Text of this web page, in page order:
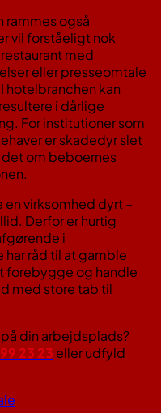
rammes også
vil forståeligt nok
med
eller presseomtale
hotelbranchen kan
i dårlige
For institutioner som
er skadedyr slet
om beboernes
en virksomhed dyrt –
Derfor er hurtig
i
har råd til at gamble
forebygge og handle
med store tab til
din arbejdsplads?
99 23 23 eller udfyld